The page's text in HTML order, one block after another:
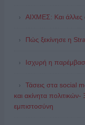
ΑΙΧΜΕΣ: Και άλλες
Πώς ξεκίνησε η
Ισχυρή η
Τάσεις στα social
και ακίνητα
εμπιστοσύνη